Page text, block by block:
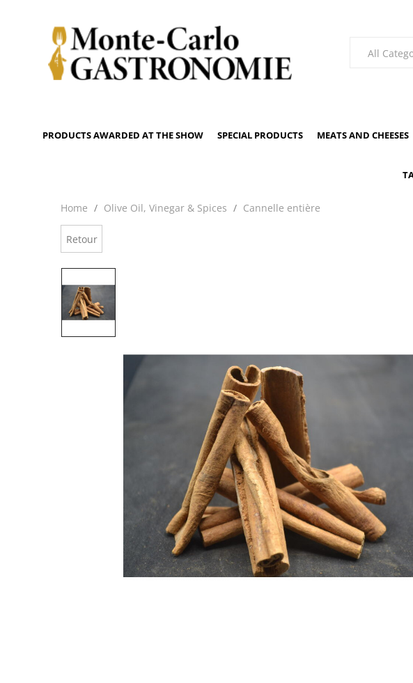
All
PRODUCTS AWARDED AT THE SHOW SPECIAL PRODUCTS MEATS AND CHEESES
Home Olive Oil, Vinegar & Spices Cannelle entière
Retour